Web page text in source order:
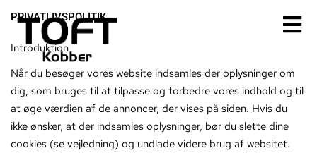
indholdet
PRIVATLIVSPOLITIK
Introduktion
Når du besøger vores website indsamles der oplysninger om
dig, som bruges til at tilpasse og forbedre vores indhold og til
at øge værdien af de annoncer, der vises på siden. Hvis du
ikke ønsker, at der indsamles oplysninger, bør du slette dine
cookies (se vejledning) og undlade videre brug af websitet.